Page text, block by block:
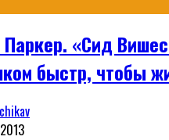
«Сид
быстр, чтобы